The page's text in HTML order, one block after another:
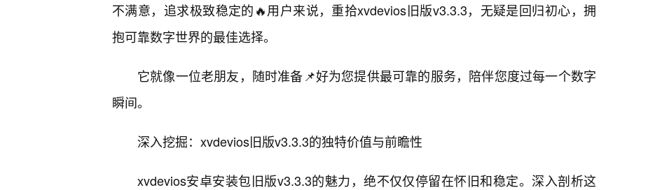
不满意，追求极致稳定的🔥用户来说，重拾xvdevios旧版v3.3.3，无疑是回归初心，拥
抱可靠数字世界的最佳选择。
它就像一位老朋友，随时准备📌好为您提供最可靠的服务，陪伴您度过每一个数字
瞬间。
深入挖掘：xvdevios旧版v3.3.3的独特价值与前瞻性
xvdevios安卓安装包旧版v3.3.3的魅力，绝不仅仅停留在怀旧和稳定。深入剖析这